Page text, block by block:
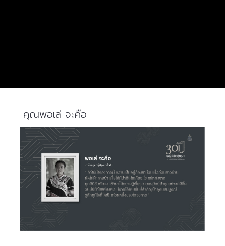
คุณพอเล่ จะคือ